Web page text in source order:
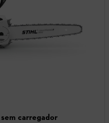
carregador